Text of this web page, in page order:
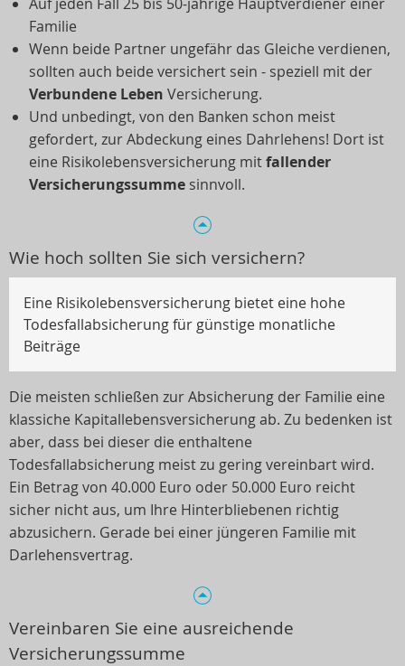
Familie
Wenn beide Partner ungefähr das Gleiche verdienen,
sollten auch beide versichert sein - speziell mit der
Verbundene Leben Versicherung.
Und unbedingt, von den Banken schon meist
gefordert, zur Abdeckung eines Dahrlehens! Dort ist
eine Risikolebensversicherung mitfallender
Versicherungssumme sinnvoll.
Wie hoch sollten Sie sich versichern?
Eine Risikolebensversicherung bietet eine hohe
Todesfallabsicherung für günstige monatliche
Beiträge
Die meisten schließen zur Absicherung der Familie eine
klassiche Kapitallebensversicherung ab. Zu bedenken ist
aber, dass bei dieser die enthaltene
Todesfallabsicherung meist zu gering vereinbart wird.
Ein Betrag von 40.000 Euro oder 50.000 Euro reicht
sicher nicht aus, um Ihre Hinterbliebenen richtig
abzusichern. Gerade bei einer jüngeren Familie mit
Darlehensvertrag.
Vereinbaren Sie eine ausreichende
Versicherungssumme